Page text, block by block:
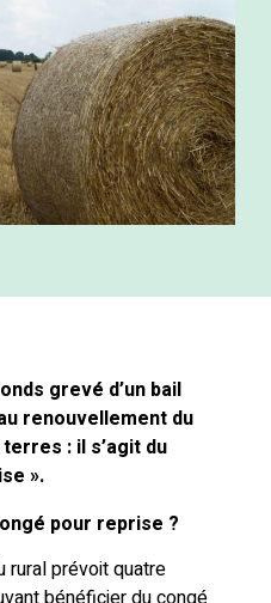
grevé d’un bail
renouvellement du
: il s’agit du
».
pour reprise ?
rural prévoit quatre